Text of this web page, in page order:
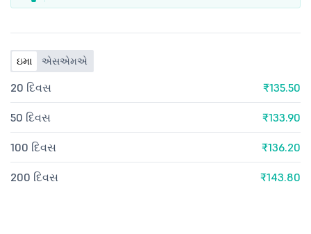
ઇમા એસએમએ
20 દિવસ ₹135.50
50 દિવસ ₹133.90
100 દિવસ ₹136.20
200 દિવસ ₹143.80